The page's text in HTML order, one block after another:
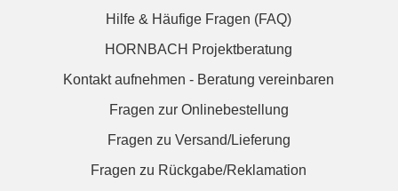
Hilfe & Häufige Fragen (FAQ)
HORNBACH Projektberatung
Kontakt aufnehmen - Beratung vereinbaren
Fragen zur Onlinebestellung
Fragen zu Versand/Lieferung
Fragen zu Rückgabe/Reklamation